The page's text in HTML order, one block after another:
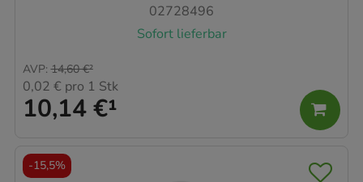
02728496
Sofort lieferbar
10,14 €¹
AVP: 14,60 €²
0,02 € pro 1 Stk
-15,5%